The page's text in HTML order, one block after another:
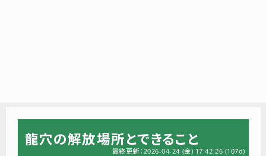
龍穴の解放場所とできること
最終更新：2026-04-24 (金) 17:42:26 (107d)